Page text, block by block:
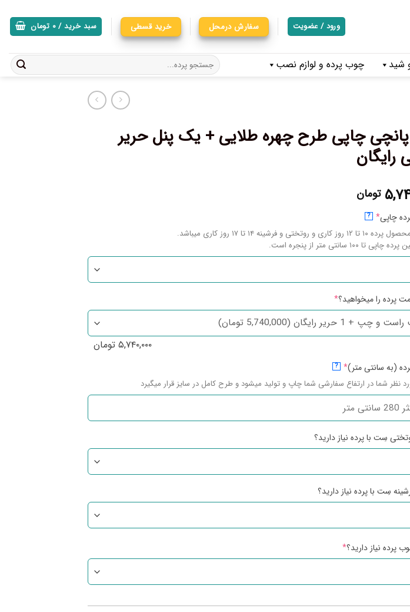
ورود / عضویت سفارش درمحل خرید قسطی سبد خرید / ۰ تومان
شید چوب پرده و لوازم نصب
پانچی چاپی طرح چهره طلایی + یک پنل حریر
رایگان
تومان
چاپی*
?
و روتختی و فرشینه ۱۴ تا ۱۷ روز کاری میباشد.
تا ۱۰۰ سانتی متر از پنجره است.
پرده را میخواهید؟*
۵,۷۴۰,۰۰۰ تومان
(به سانتی متر)*
?
نظر شما در ارتفاع سفارشی شما چاپ و تولید میشود و طرح کامل در سایز قرار میگیرد
سِت با پرده نیاز دارید؟
سِت با پرده نیاز دارید؟
پرده نیاز دارید؟*